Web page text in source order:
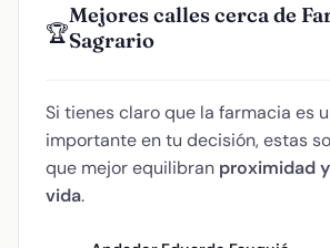
🏆
Mejores calles cerca de
Sagrario
Si tienes claro que la farmacia es
importante en tu decisión, estas
que mejor equilibran proximidad
vida.